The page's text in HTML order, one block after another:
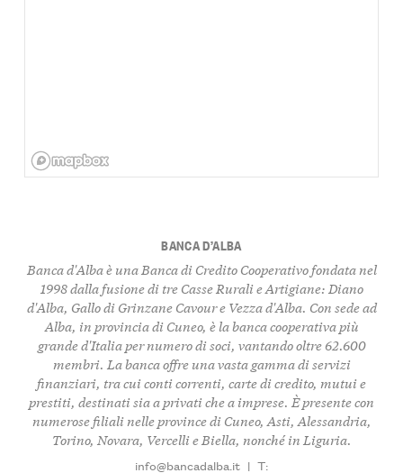
BANCA D’ALBA
Banca d'Alba è una Banca di Credito Cooperativo fondata nel
1998 dalla fusione di tre Casse Rurali e Artigiane: Diano
d'Alba, Gallo di Grinzane Cavour e Vezza d'Alba. Con sede ad
Alba, in provincia di Cuneo, è la banca cooperativa più
grande d'Italia per numero di soci, vantando oltre 62.600
membri. La banca offre una vasta gamma di servizi
finanziari, tra cui conti correnti, carte di credito, mutui e
prestiti, destinati sia a privati che a imprese. È presente con
numerose filiali nelle province di Cuneo, Asti, Alessandria,
Torino, Novara, Vercelli e Biella, nonché in Liguria.
info@bancadalba.it | T: